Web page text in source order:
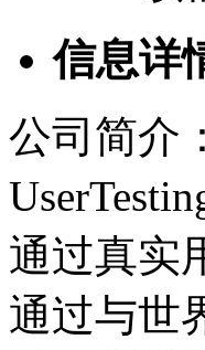
信息详
公司简介：
通过真实
通过与世